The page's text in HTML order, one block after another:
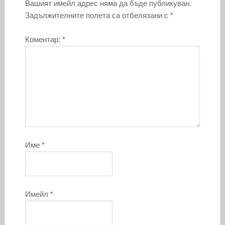
Вашият имейл адрес няма да бъде публикуван.
Задължителните полета са отбелязани с *
Коментар: *
Име *
Имейл *